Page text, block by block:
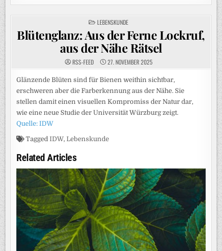
POSTED
IN
LEBENSKUNDE
Blütenglanz: Aus der Ferne Lockruf,
aus der Nähe Rätsel
RSS-FEED 27. NOVEMBER 2025
Glänzende Blüten sind für Bienen weithin sichtbar,
erschweren aber die Farberkennung aus der Nähe. Sie
stellen damit einen visuellen Kompromiss der Natur dar,
wie eine neue Studie der Universität Würzburg zeigt.
Quelle: IDW
TaggedIDW,Lebenskunde
Related Articles